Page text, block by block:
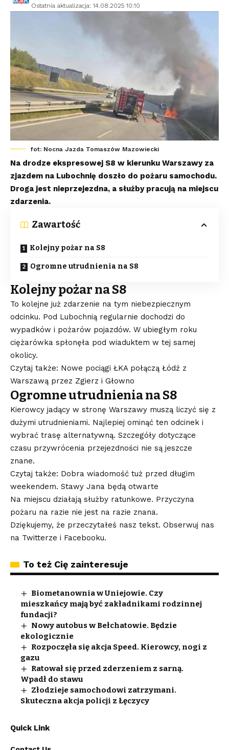
Ostatnia aktualizacja: 14.08.2025 10:10
fot: Nocna Jazda Tomaszów Mazowiecki
Na drodze ekspresowej S8 w kierunku Warszawy za
zjazdem na Lubochnię doszło do pożaru samochodu.
Droga jest nieprzejezdna, a służby pracują na miejscu
zdarzenia.
Zawartość
Kolejny pożar na S8
Ogromne utrudnienia na S8
Kolejny pożar na S8
To kolejne już zdarzenie na tym niebezpiecznym
odcinku. Pod Lubochnią regularnie dochodzi do
wypadków i pożarów pojazdów. W ubiegłym roku
ciężarówka spłonęła pod wiaduktem w tej samej
okolicy.
Czytaj także: Nowe pociągi ŁKA połączą Łódź z
Warszawą przez Zgierz i Głowno
Ogromne utrudnienia na S8
Kierowcy jadący w stronę Warszawy muszą liczyć się z
dużymi utrudnieniami. Najlepiej ominąć ten odcinek i
wybrać trasę alternatywną. Szczegóły dotyczące
czasu przywrócenia przejezdności nie są jeszcze
znane.
Czytaj także: Dobra wiadomość tuż przed długim
weekendem. Stawy Jana będą otwarte
Na miejscu działają służby ratunkowe. Przyczyna
pożaru na razie nie jest na razie znana.
Dziękujemy, że przeczytałeś nasz tekst. Obserwuj nas
na Twitterze i Facebooku.
To też Cię zainteresuje
Biometanownia w Uniejowie. Czy
mieszkańcy mają być zakładnikami rodzinnej
fundacji?
Nowy autobus w Bełchatowie. Będzie
ekologicznie
Rozpoczęła się akcja Speed. Kierowcy, nogi z
gazu
Ratował się przed zderzeniem z sarną.
Wpadł do stawu
Złodzieje samochodowi zatrzymani.
Skuteczna akcja policji z Łęczycy
Quick Link